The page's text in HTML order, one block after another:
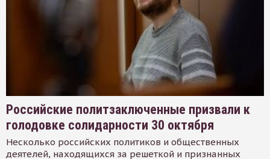
Российские политзаключенные призвали к
голодовке солидарности 30 октября
Несколько российских политиков и общественных
деятелей, находящихся за решеткой и признанных